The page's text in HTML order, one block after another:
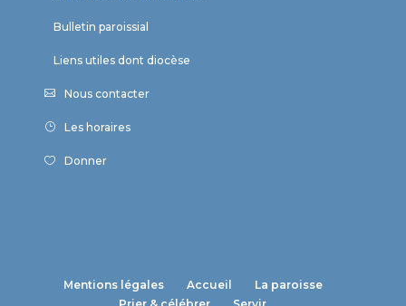
Bulletin paroissial
Liens utiles dont diocèse
Nous contacter
Les horaires
Donner
Mentions légales Accueil
La paroisse